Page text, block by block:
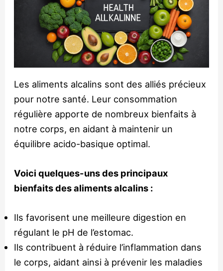
Les aliments alcalins sont des alliés précieux
pour notre santé. Leur consommation
régulière apporte de nombreux bienfaits à
notre corps, en aidant à maintenir un
équilibre acido-basique optimal.
Voici quelques-uns des principaux
bienfaits des aliments alcalins :
Ils favorisent une meilleure digestion en
régulant le pH de l’estomac.
Ils contribuent à réduire l’inflammation dans
le corps, aidant ainsi à prévenir les maladies